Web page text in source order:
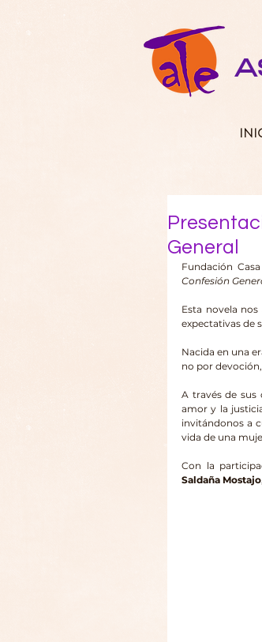
General
Fundación
Confesión
Esta novela
expectativas de
Nacida en una
no por
A través de sus
amor y la
invitándonos a
vida de una
Con la
Saldaña Mostajo